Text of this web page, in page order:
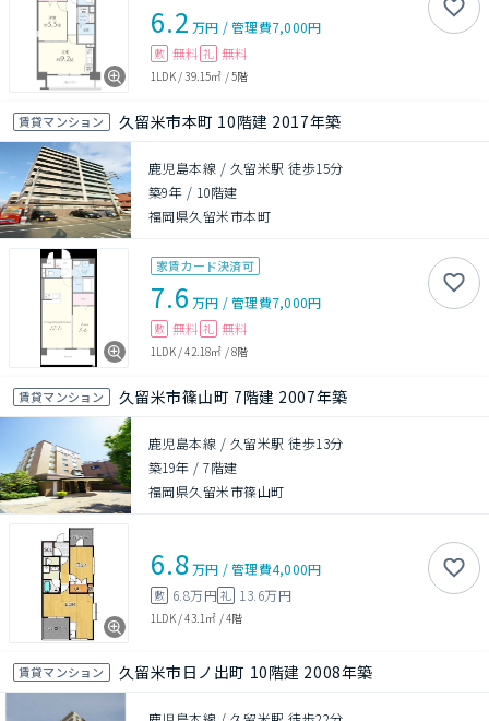
6.2 万円 /管理費7,000円
敷 無料 礼 無料
1LDK/39.15㎡ /5階
賃貸マンション 久留米市本町 10階建 2017年築
鹿児島本線 / 久留米駅 徒歩15分
築9年 / 10階建
福岡県久留米市本町
家賃カード決済可
7.6 万円 /管理費7,000円
敷 無料 礼 無料
1LDK/42.18㎡ /8階
賃貸マンション 久留米市篠山町 7階建 2007年築
鹿児島本線 / 久留米駅 徒歩13分
築19年 /7階建
福岡県久留米市篠山町
6.8万円 /管理費4,000円
敷 6.8万円礼 13.6万円
1LDK/43.1㎡ /4階
賃貸マンション 久留米市日ノ出町 10階建 2008年築